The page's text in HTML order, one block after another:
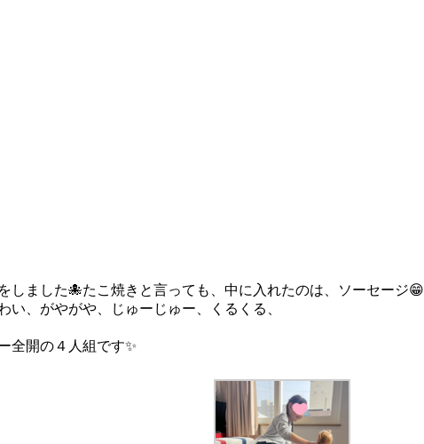
しました🐙たこ焼きと言っても、中に入れたのは、ソーセージ😁
、がやがや、じゅーじゅー、くるくる、
全開の４人組です✨